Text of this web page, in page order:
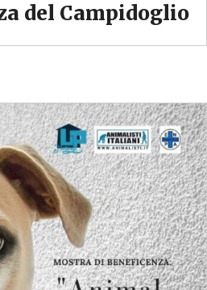
del Campidoglio